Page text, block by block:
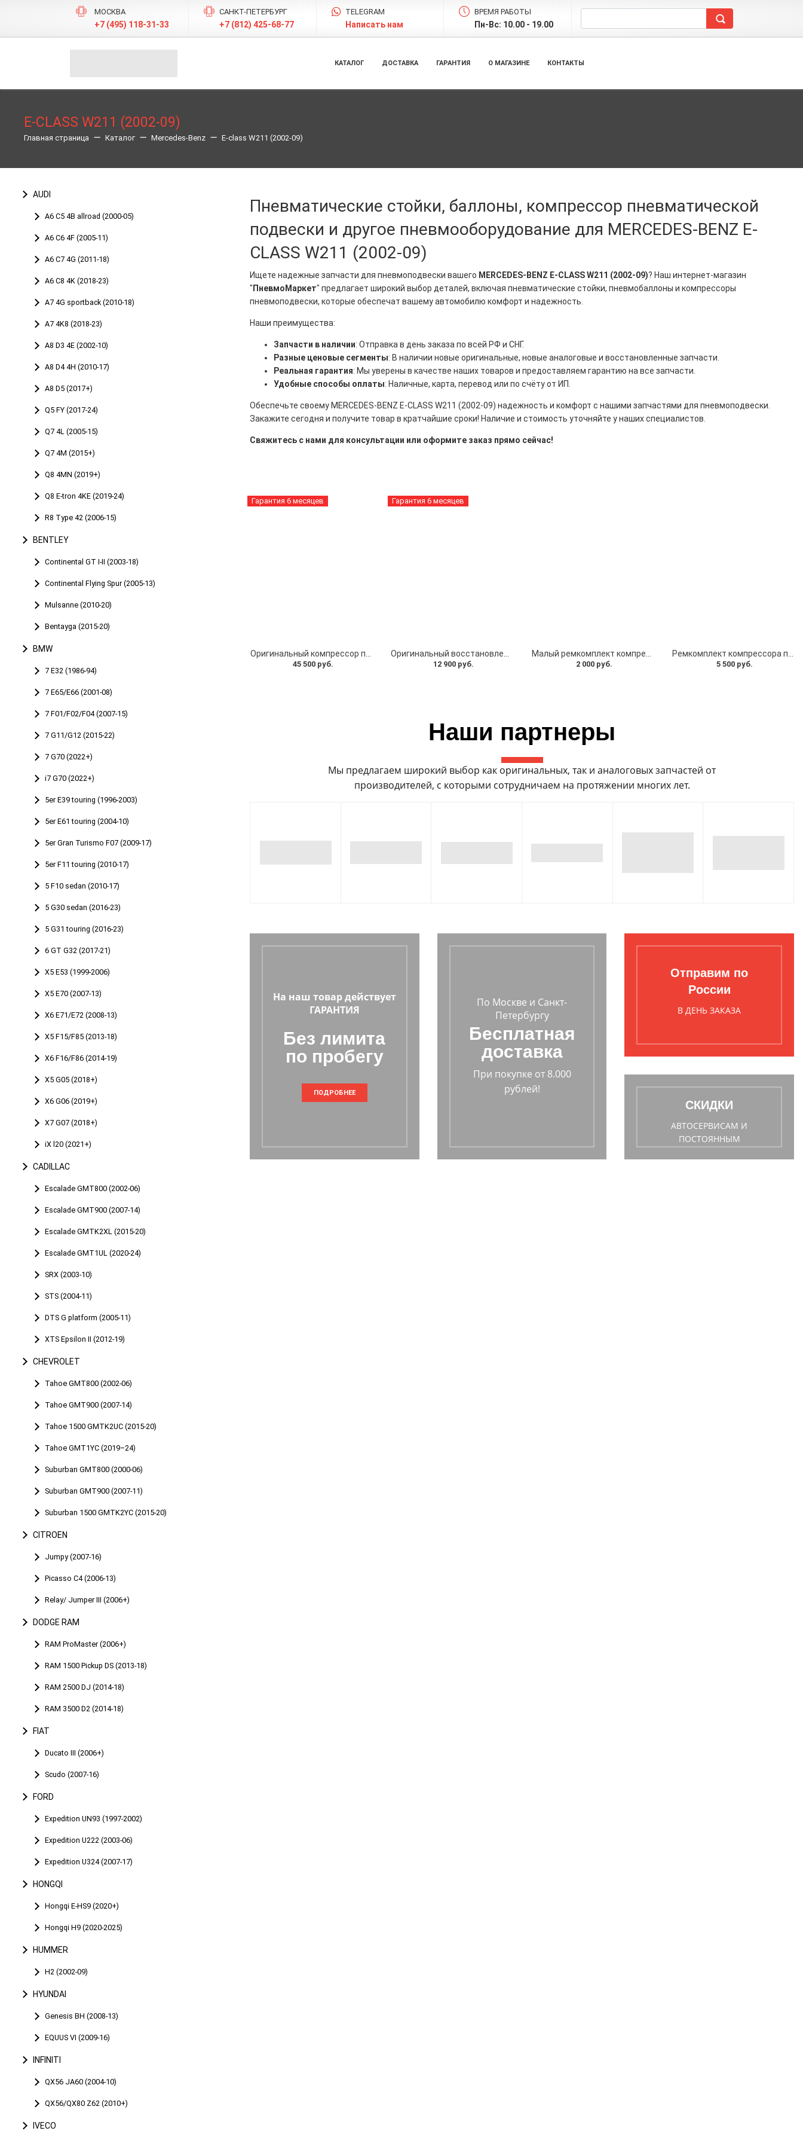
МОСКВА
+7 (495) 118-31-33
САНКТ-ПЕТЕРБУРГ
+7 (812) 425-68-77
TELEGRAM
Написать нам
ВРЕМЯ РАБОТЫ
Пн-Вс: 10.00 - 19.00
КАТАЛОГ ДОСТАВКА ГАРАНТИЯ О МАГАЗИНЕ КОНТАКТЫ
E-CLASS W211 (2002-09)
Главная страница Каталог Merсedes-Benz E-class W211 (2002-09)
AUDI
A6 C5 4B allroad (2000-05)
A6 С6 4F (2005-11)
A6 C7 4G (2011-18)
A6 C8 4K (2018-23)
A7 4G sportback (2010-18)
A7 4K8 (2018-23)
A8 D3 4E (2002-10)
A8 D4 4H (2010-17)
A8 D5 (2017+)
Q5 FY (2017-24)
Q7 4L (2005-15)
Q7 4M (2015+)
Q8 4MN (2019+)
Q8 E-tron 4KE (2019-24)
R8 Type 42 (2006-15)
BENTLEY
Continental GT I-II (2003-18)
Continental Flying Spur (2005-13)
Mulsanne (2010-20)
Bentayga (2015-20)
BMW
7 E32 (1986-94)
7 E65/E66 (2001-08)
7 F01/F02/F04 (2007-15)
7 G11/G12 (2015-22)
7 G70 (2022+)
i7 G70 (2022+)
5er E39 touring (1996-2003)
5er E61 touring (2004-10)
5er Gran Turismo F07 (2009-17)
5er F11 touring (2010-17)
5 F10 sedan (2010-17)
5 G30 sedan (2016-23)
5 G31 touring (2016-23)
6 GT G32 (2017-21)
X5 E53 (1999-2006)
X5 E70 (2007-13)
X6 E71/E72 (2008-13)
X5 F15/F85 (2013-18)
X6 F16/F86 (2014-19)
X5 G05 (2018+)
X6 G06 (2019+)
X7 G07 (2018+)
iX l20 (2021+)
CADILLAC
Escalade GMT800 (2002-06)
Escalade GMT900 (2007-14)
Escalade GMTK2XL (2015-20)
Escalade GMT1UL (2020-24)
SRX (2003-10)
STS (2004-11)
DTS G platform (2005-11)
XTS Epsilon II (2012-19)
CHEVROLET
Tahoe GMT800 (2002-06)
Tahoe GMT900 (2007-14)
Tahoe 1500 GMTK2UC (2015-20)
Tahoe GMT1YC (2019–24)
Suburban GMT800 (2000-06)
Suburban GMT900 (2007-11)
Suburban 1500 GMTK2YC (2015-20)
CITROEN
Jumpy (2007-16)
Picasso C4 (2006-13)
Relay/ Jumper III (2006+)
DODGE RAM
RAM ProMaster (2006+)
RAM 1500 Pickup DS (2013-18)
RAM 2500 DJ (2014-18)
RAM 3500 D2 (2014-18)
FIAT
Ducato III (2006+)
Scudo (2007-16)
FORD
Expedition UN93 (1997-2002)
Expedition U222 (2003-06)
Expedition U324 (2007-17)
HONGQI
Hongqi E-HS9 (2020+)
Hongqi H9 (2020-2025)
HUMMER
H2 (2002-09)
HYUNDAI
Genesis BH (2008-13)
EQUUS VI (2009-16)
INFINITI
QX56 JA60 (2004-10)
QX56/QX80 Z62 (2010+)
IVECO
Пневматические стойки, баллоны, компрессор пневматической
подвески и другое пневмооборудование для MERCEDES-BENZ E-
CLASS W211 (2002-09)
Ищете надежные запчасти для пневмоподвески вашего MERCEDES-BENZ E-CLASS W211 (2002-09)? Наш интернет-магазин
" ПневмоМаркет" предлагает широкий выбор деталей, включая пневматические стойки, пневмобаллоны и компрессоры
пневмоподвески, которые обеспечат вашему автомобилю комфорт и надежность.
Наши преимущества:
Запчасти в наличии: Отправка в день заказа по всей РФ и СНГ.
Разные ценовые сегменты: В наличии новые оригинальные, новые аналоговые и восстановленные запчасти.
Реальная гарантия: Мы уверены в качестве наших товаров и предоставляем гарантию на все запчасти.
Удобные способы оплаты: Наличные, карта, перевод или по счёту от ИП.
Обеспечьте своему MERCEDES-BENZ E-CLASS W211 (2002-09) надежность и комфорт с нашими запчастями для пневмоподвески.
Закажите сегодня и получите товар в кратчайшие сроки! Наличие и стоимость уточняйте у наших специалистов.
Свяжитесь с нами для консультации или оформите заказ прямо сейчас!
Гарантия 6 месяцев
Оригинальный компрессор пневмоподвески Wabco для Mercedes-Benz W211, W219, W220 и Maybach W240 (A2113200304)
45 500 руб.
Гарантия 6 месяцев
Оригинальный восстановленный компрессор пневмоподвески Wabco для Mercedes-Benz W211, W219, W220 и Maybach W240 (A2203200104)
12 900 руб.
Малый ремкомплект компрессора пневмоподвески Wabco 7L0698030
2 000 руб.
Ремкомплект компрессора пневмоподвески Wabco с цилиндром
5 500 руб.
Наши партнеры
Мы предлагаем широкий выбор как оригинальных, так и аналоговых запчастей от
производителей, с которыми сотрудничаем на протяжении многих лет.
На наш товар действует
ГАРАНТИЯ
Без лимита
по пробегу
ПОДРОБНЕЕ
По Москве и Санкт-
Петербургу
Бесплатная
доставка
При покупке от 8.000
рублей!
Отправим по
России
В ДЕНЬ ЗАКАЗА
СКИДКИ
АВТОСЕРВИСАМ И
ПОСТОЯННЫМ